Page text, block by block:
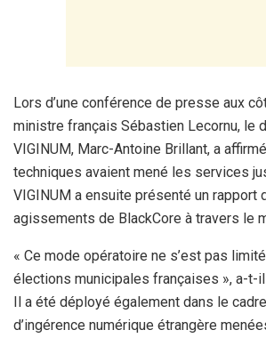
Lors d’une conférence de presse aux
ministre français Sébastien Lecornu, le
VIGINUM, Marc-Antoine Brillant, a
techniques avaient mené les services
VIGINUM a ensuite présenté un rapport
agissements de BlackCore à travers le
« Ce mode opératoire ne s’est pas
élections municipales françaises », a-t-il
Il a été déployé également dans le
d’ingérence numérique étrangère